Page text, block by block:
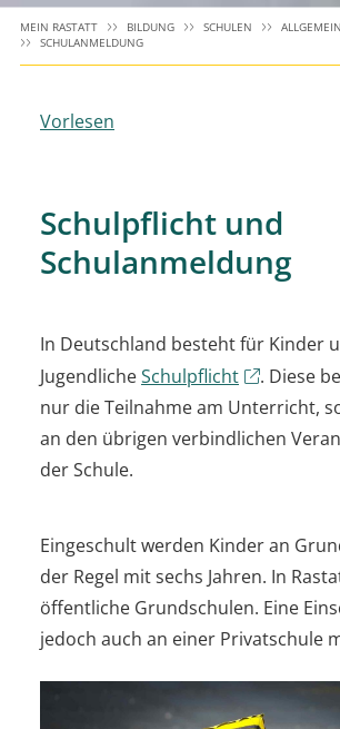
MEIN RASTATT BILDUNG SCHULEN
SCHULANMELDUNG
Vorlesen
Schulpflicht und
Schulanmeldung
In Deutschland besteht für Kinder
JugendlicheSchulpflicht
. Diese
nur die Teilnahme am Unterricht,
an den übrigen verbindlichen
der Schule.
Eingeschult werden Kinder an
der Regel mit sechs Jahren. In
öffentliche Grundschulen. Eine
jedoch auch an einer Privatschule